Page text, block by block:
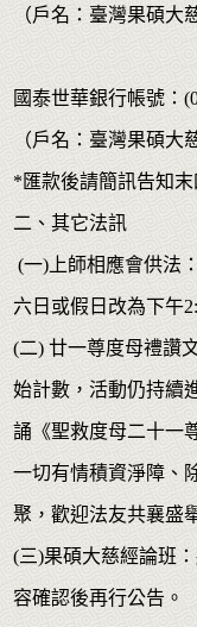
（戶名：臺灣果碩大
國泰世華銀行帳號：
（戶名：臺灣果碩大
*匯款後請簡訊告知末
二、其它法訊
(一)上師相應會供法
六日或假日改為下午
(二) 廿一尊度母禮讚
始計數，活動仍持續
誦《聖救度母二十一
一切有情積資淨障、
聚，歡迎法友共襄盛
(三)果碩大慈經論班
容確認後再行公告。